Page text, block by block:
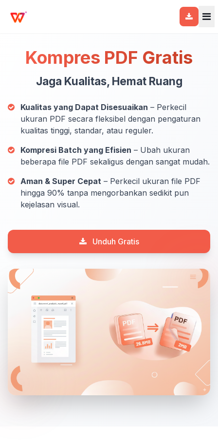
Kompres PDF Gratis
Jaga Kualitas, Hemat Ruang
Kualitas yang Dapat Disesuaikan – Perkecil
ukuran PDF secara fleksibel dengan pengaturan
kualitas tinggi, standar, atau reguler.
Kompresi Batch yang Efisien – Ubah ukuran
beberapa file PDF sekaligus dengan sangat mudah.
Aman & Super Cepat – Perkecil ukuran file PDF
hingga 90% tanpa mengorbankan sedikit pun
kejelasan visual.
Unduh Gratis